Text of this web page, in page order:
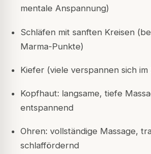
mentale Anspannung)
Schläfen mit sanften Kreisen
Marma-Punkte)
Kiefer (viele verspannen sich im
Kopfhaut: langsame, tiefe
entspannend
Ohren: vollständige Massage,
schlaffördernd